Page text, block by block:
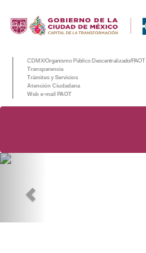
CDMX/Organismo Público Descentralizado/PAOT
Transparencia
Trámites y Servicios
Atención Ciudadana
Web e-mail PAOT